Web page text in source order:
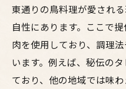
東通りの鳥料理が愛され
自性にあります。ここで
肉を使用しており、調理
います。例えば、秘伝の
ており、他の地域では味